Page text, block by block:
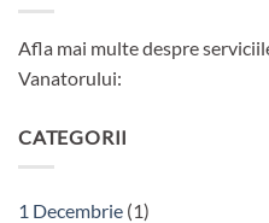
Afla mai multe despre
Vanatorului:
CATEGORII
1 Decembrie (1)